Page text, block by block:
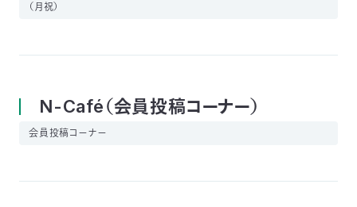
（月祝）
N-Café（会員投稿コーナー）
会員投稿コーナー